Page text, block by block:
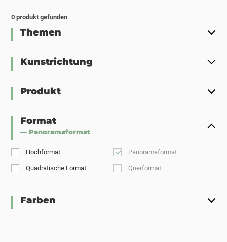
0 produkt gefunden
Themen
Kunstrichtung
Produkt
Format
— Panoramaformat
Hochformat Panoramaformat
Quadratische Format Querformat
Farben